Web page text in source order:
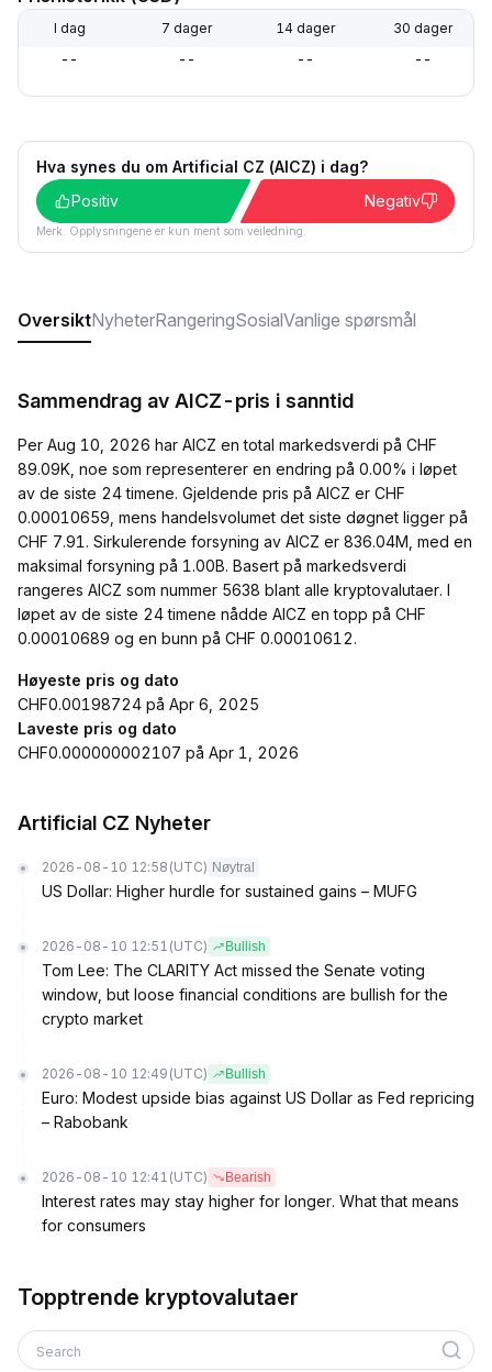
I dag 7 dager 14 dager 30 dager
-- -- -- --
Hva synes du om Artificial CZ (AICZ) i dag?
Positiv
Negativ
Merk: Opplysningene er kun ment som veiledning.
OversiktNyheterRangeringSosialVanlige spørsmål
Sammendrag av AICZ-pris i sanntid
Per Aug 10, 2026 har AICZ en total markedsverdi på CHF
89.09K, noe som representerer en endring på 0.00% i løpet
av de siste 24 timene. Gjeldende pris på AICZ er CHF
0.00010659, mens handelsvolumet det siste døgnet ligger på
CHF 7.91. Sirkulerende forsyning av AICZ er 836.04M, med en
maksimal forsyning på 1.00B. Basert på markedsverdi
rangeres AICZ som nummer 5638 blant alle kryptovalutaer. I
løpet av de siste 24 timene nådde AICZ en topp på CHF
0.00010689 og en bunn på CHF 0.00010612.
Høyeste pris og dato
CHF0.00198724 på Apr 6, 2025
Laveste pris og dato
CHF0.000000002107 på Apr 1, 2026
Artificial CZ Nyheter
2026-08-10 12:58 (UTC) Nøytral
US Dollar: Higher hurdle for sustained gains – MUFG
2026-08-10 12:51 (UTC) Bullish
Tom Lee: The CLARITY Act missed the Senate voting
window, but loose financial conditions are bullish for the
crypto market
2026-08-10 12:49 (UTC) Bullish
Euro: Modest upside bias against US Dollar as Fed repricing
– Rabobank
2026-08-10 12:41 (UTC) Bearish
Interest rates may stay higher for longer. What that means
for consumers
Topptrende kryptovalutaer
Search